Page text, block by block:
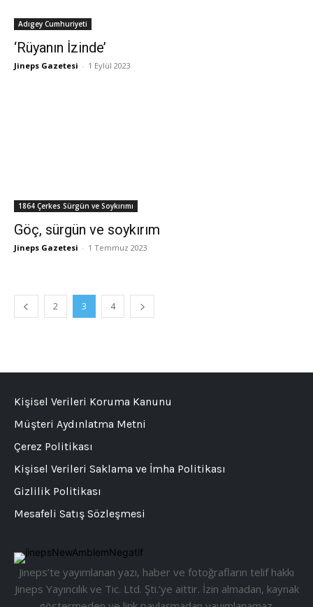
Adıgey Cumhuriyeti
‘Rüyanın İzinde’
Jineps Gazetesi - 1 Eylül 2023
1864 Çerkes Sürgün ve Soykırımı
Göç, sürgün ve soykırım
Jineps Gazetesi - 1 Temmuz 2023
2 3 4
Jineps’te yayımlanan yazı, haber ve fotoğrafların telif hakkı
Jineps Yayıncılık ve Tic. Ltd. Şti.’ye aittir. İzin almadan, kaynak
Kişisel Verileri Koruma Kanunu
Müşteri Aydınlatma Metni
Çerez Politikası
Kişisel Verileri Saklama ve İmha Politikası
Gizlilik Politikası
Mesafeli Satış Sözleşmesi